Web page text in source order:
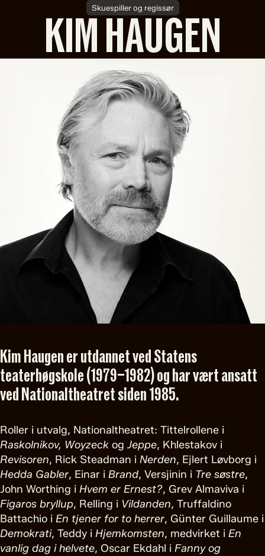
Skuespiller og regissør
KIM HAUGEN
Kim Haugen er utdannet ved Statens
teaterhøgskole (1979–1982) og har vært ansatt
ved Nationaltheatret siden 1985.
Roller i utvalg, Nationaltheatret: Tittelrollene i
Raskolnikov, Woyzeck ogJeppe, Khlestakov i
Revisoren, Rick Steadman i Nerden, Ejlert Løvborg i
Hedda Gabler, Einar i Brand, Versjinin i Tre søstre,
John Worthing i Hvem er Ernest?, Grev Almaviva i
Figaros bryllup, Relling i Vildanden, Truffaldino
Battachio i En tjener for to herrer, Günter Guillaume i
Demokrati, Teddy i Hjemkomsten, medvirket i En
vanlig dag i helvete, Oscar Ekdahl i Fanny og